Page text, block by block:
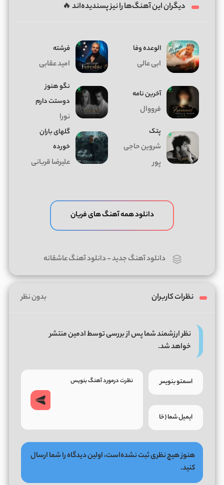
دیگران این آهنگ‌ها را نیز پسندیده‌اند 🔥
الوعده وفا
ابی عالی
فرشته
امید عقابی
آخرین نامه
فرووال
نگو هنوز
دوستت دارم
نورا
پتک
شروین حاجی
پور
گلهای باران
خورده
علیرضا قربانی
دانلود همه آهنگ های فریان
دانلود آهنگ جدید-دانلود آهنگ عاشقانه
نظرات کاربران بدون نظر
نظر ارزشمند شما پس از بررسی توسط ادمین منتشر
خواهد شد.
هنوز هیچ نظری ثبت نشده‌است، اولین دیدگاه را شما ارسال
کنید.